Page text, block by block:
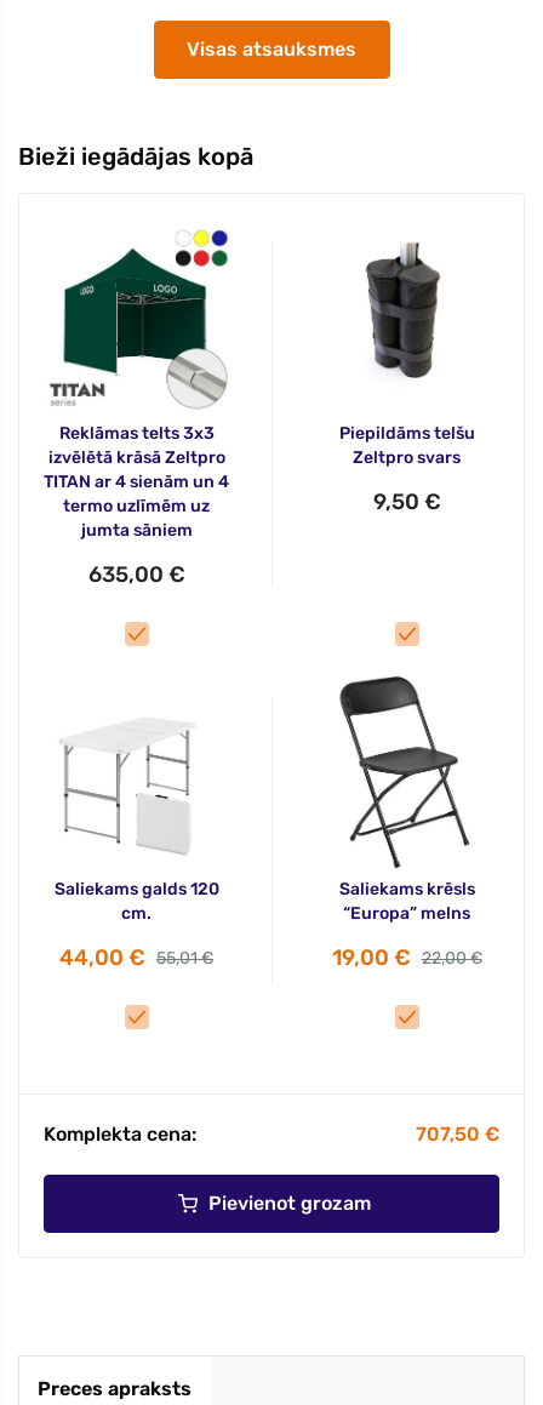
Visas atsauksmes
Bieži iegādājas kopā
Reklāmas telts 3x3
izvēlētā krāsā Zeltpro
TITAN ar 4 sienām un 4
termo uzlīmēm uz
jumta sāniem
635,00 €
Piepildāms telšu
Zeltpro svars
9,50 €
Saliekams galds 120
cm.
44,00 € 55,01 €
Saliekams krēsls
“Europa” melns
19,00 € 22,00 €
Komplekta cena: 707,50 €
Pievienot grozam
Preces apraksts